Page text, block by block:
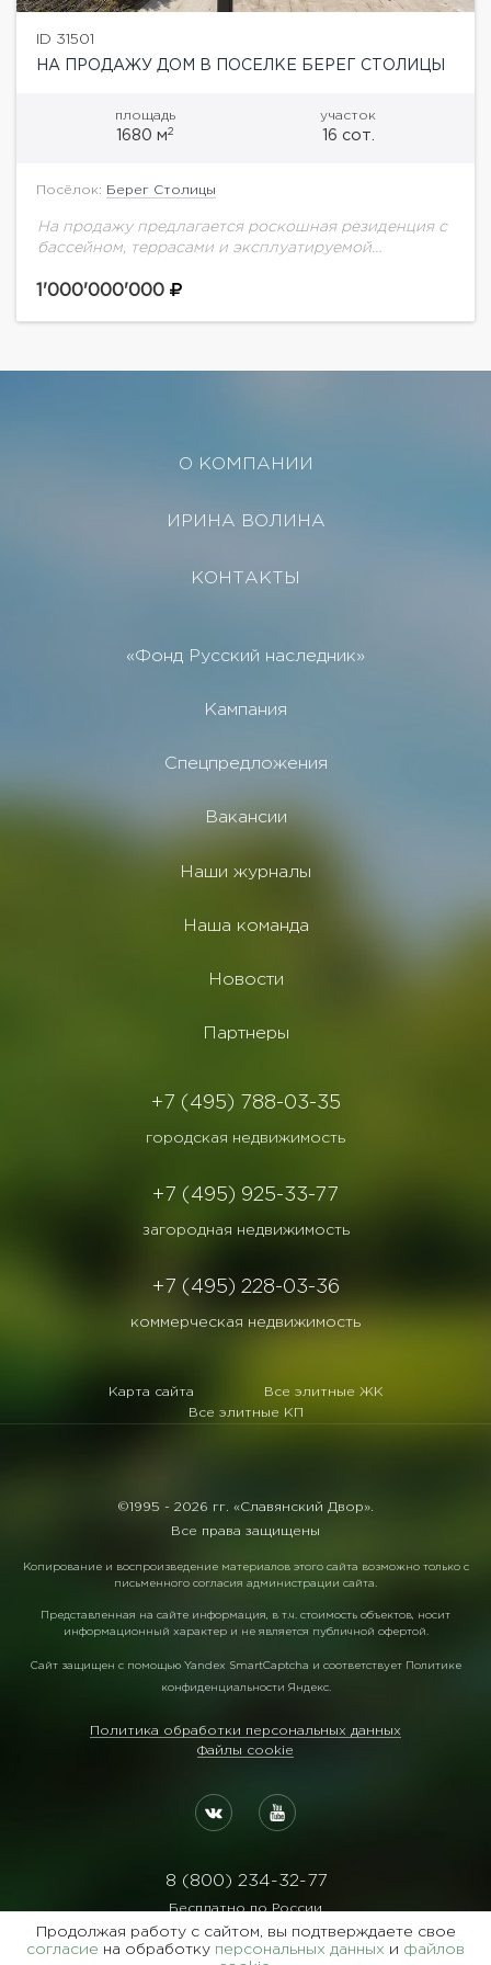
ID 31501
НА ПРОДАЖУ ДОМ В ПОСЕЛКЕ БЕРЕГ СТОЛИЦЫ
площадь
1680 м2
участок
16 сот.
Посёлок: Берег Столицы
На продажу предлагается роскошная резиденция с
бассейном, террасами и эксплуатируемой
ЖК Берег Столицы на берегу Москва-реки и
1'000'000'000
О КОМПАНИИ
ИРИНА ВОЛИНА
КОНТАКТЫ
«Фонд Русский наследник»
Кампания
Спецпредложения
Вакансии
Наши журналы
Наша команда
Новости
Партнеры
+7 (495) 788-03-35
городская недвижимость
+7 (495) 925-33-77
загородная недвижимость
+7 (495) 228-03-36
коммерческая недвижимость
Карта сайта
Все элитные ЖК
Все элитные КП
©1995 - 2026 гг. «Славянский Двор».
Все права защищены
Копирование и воспроизведение материалов этого сайта возможно только с
письменного согласия администрации сайта.
Представленная на сайте информация, в т.ч. стоимость объектов, носит
информационный характер и не является публичной офертой.
Сайт защищен с помощью Yandex SmartCaptcha и соответствует Политике
конфиденциальности Яндекс.
Политика обработки персональных данных
Файлы cookie
8 (800) 234-32-77
Бесплатно по России
Реквизиты:
ООО Агентство "Славянский Двор"
Продолжая работу с сайтом, вы подтверждаете свое
согласие на обработку персональных данных и файлов